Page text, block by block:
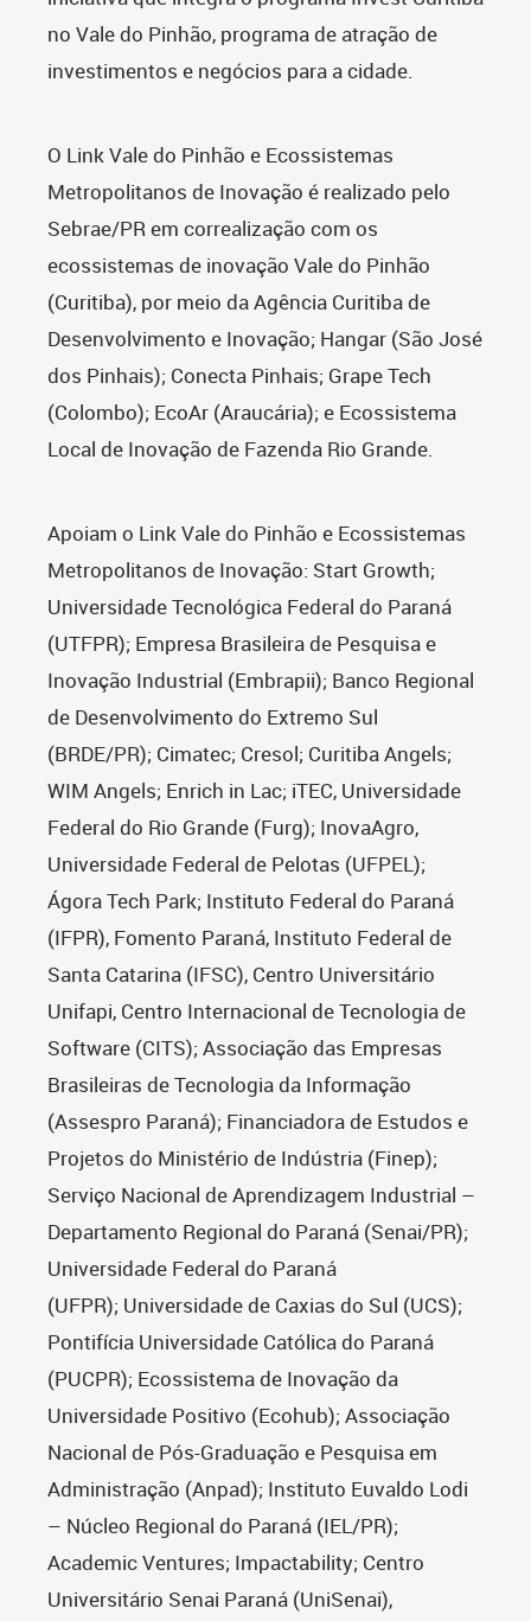
no Vale do Pinhão, programa de atração de
investimentos e negócios para a cidade.
O Link Vale do Pinhão e Ecossistemas
Metropolitanos de Inovação é realizado pelo
Sebrae/PR em correalização com os
ecossistemas de inovação Vale do Pinhão
(Curitiba), por meio da Agência Curitiba de
Desenvolvimento e Inovação; Hangar (São José
dos Pinhais); Conecta Pinhais; Grape Tech
(Colombo); EcoAr (Araucária); e Ecossistema
Local de Inovação de Fazenda Rio Grande.
Apoiam o Link Vale do Pinhão e Ecossistemas
Metropolitanos de Inovação: Start Growth;
Universidade Tecnológica Federal do Paraná
(UTFPR); Empresa Brasileira de Pesquisa e
Inovação Industrial (Embrapii); Banco Regional
de Desenvolvimento do Extremo Sul
(BRDE/PR); Cimatec; Cresol; Curitiba Angels;
WIM Angels; Enrich in Lac; iTEC, Universidade
Federal do Rio Grande (Furg); InovaAgro,
Universidade Federal de Pelotas (UFPEL);
Ágora Tech Park; Instituto Federal do Paraná
(IFPR), Fomento Paraná, Instituto Federal de
Santa Catarina (IFSC), Centro Universitário
Unifapi, Centro Internacional de Tecnologia de
Software (CITS); Associação das Empresas
Brasileiras de Tecnologia da Informação
(Assespro Paraná); Financiadora de Estudos e
Projetos do Ministério de Indústria (Finep);
Serviço Nacional de Aprendizagem Industrial –
Departamento Regional do Paraná (Senai/PR);
Universidade Federal do Paraná
(UFPR); Universidade de Caxias do Sul (UCS);
Pontifícia Universidade Católica do Paraná
(PUCPR); Ecossistema de Inovação da
Universidade Positivo (Ecohub); Associação
Nacional de Pós-Graduação e Pesquisa em
Administração (Anpad); Instituto Euvaldo Lodi
– Núcleo Regional do Paraná (IEL/PR);
Academic Ventures; Impactability; Centro
Universitário Senai Paraná (UniSenai),